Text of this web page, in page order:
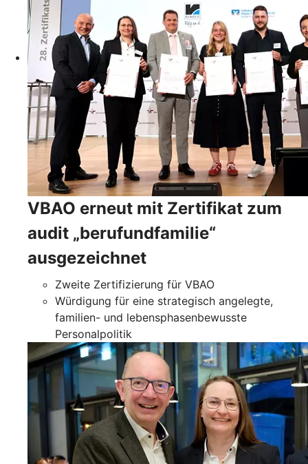
VBAO erneut mit Zertifikat zum
audit „berufundfamilie“
ausgezeichnet
Zweite Zertifizierung für VBAO
Würdigung für eine strategisch angelegte,
familien- und lebensphasenbewusste
Personalpolitik